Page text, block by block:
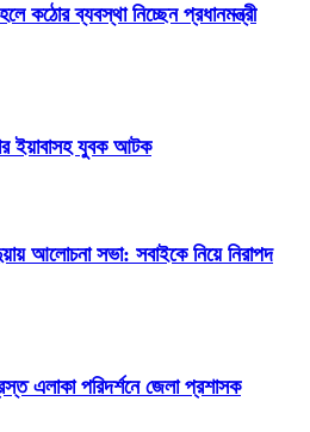
কঠোর ব্যবস্থা নিচ্ছেন প্রধানমন্ত্রী
ইয়াবাসহ যুবক আটক
আলোচনা সভা: সবাইকে নিয়ে নিরাপদ
এলাকা পরিদর্শনে জেলা প্রশাসক